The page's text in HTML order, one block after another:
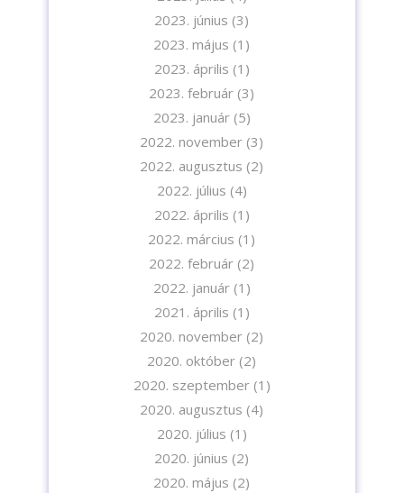
2023. június (3)
2023. május (1)
2023. április (1)
2023. február (3)
2023. január(5)
2022. november (3)
2022. augusztus (2)
2022. július (4)
2022. április (1)
2022. március (1)
2022. február (2)
2022. január(1)
2021. április (1)
2020. november (2)
2020. október (2)
2020. szeptember(1)
2020. augusztus (4)
2020. július (1)
2020. június (2)
2020. május (2)
A feliratkozással elfogadja az adatvédelmi tájékoztatónkat. Elolvasom
Adatvédelmi tájékoztatót.
Feliratkozom